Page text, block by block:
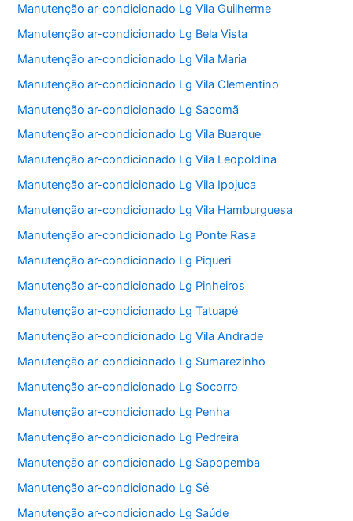
Manutenção ar-condicionado Lg Vila Guilherme
Manutenção ar-condicionado Lg Bela Vista
Manutenção ar-condicionado Lg Vila Maria
Manutenção ar-condicionado Lg Vila Clementino
Manutenção ar-condicionado Lg Sacomã
Manutenção ar-condicionado Lg Vila Buarque
Manutenção ar-condicionado Lg Vila Leopoldina
Manutenção ar-condicionado Lg Vila Ipojuca
Manutenção ar-condicionado Lg Vila Hamburguesa
Manutenção ar-condicionado Lg Ponte Rasa
Manutenção ar-condicionado Lg Piqueri
Manutenção ar-condicionado Lg Pinheiros
Manutenção ar-condicionado Lg Tatuapé
Manutenção ar-condicionado Lg Vila Andrade
Manutenção ar-condicionado Lg Sumarezinho
Manutenção ar-condicionado Lg Socorro
Manutenção ar-condicionado Lg Penha
Manutenção ar-condicionado Lg Pedreira
Manutenção ar-condicionado Lg Sapopemba
Manutenção ar-condicionado Lg Sé
Manutenção ar-condicionado Lg Saúde